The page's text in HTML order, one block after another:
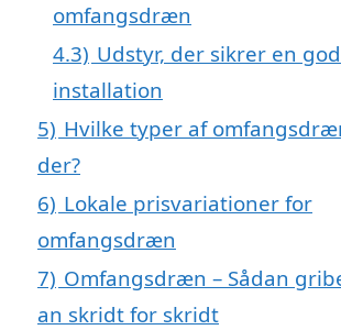
omfangsdræn
4.3) Udstyr, der sikrer en god
installation
5) Hvilke typer af
der?
6) Lokale prisvariationer for
omfangsdræn
7) Omfangsdræn – Sådan
an skridt for skridt